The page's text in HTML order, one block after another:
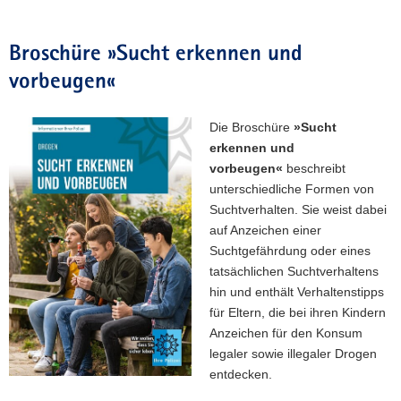
Broschüre »Sucht erkennen und
vorbeugen«
Die Broschüre »Sucht
erkennen und
vorbeugen« beschreibt
unterschiedliche Formen von
Suchtverhalten. Sie weist dabei
auf Anzeichen einer
Suchtgefährdung oder eines
tatsächlichen Suchtverhaltens
hin und enthält Verhaltenstipps
für Eltern, die bei ihren Kindern
Anzeichen für den Konsum
legaler sowie illegaler Drogen
entdecken.